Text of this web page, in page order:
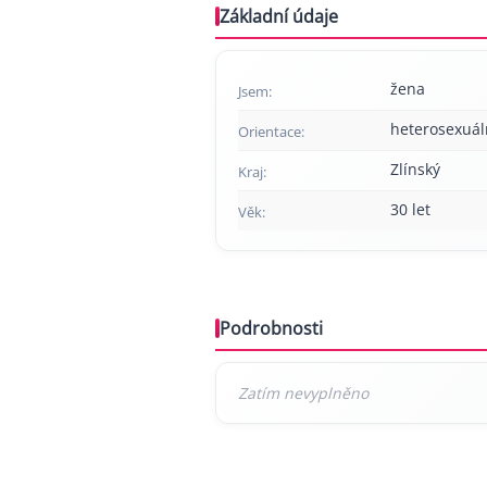
Základní údaje
Jsem: žena
Orientace:
Kraj: Zlínský
Věk: 30 let
Podrobnosti